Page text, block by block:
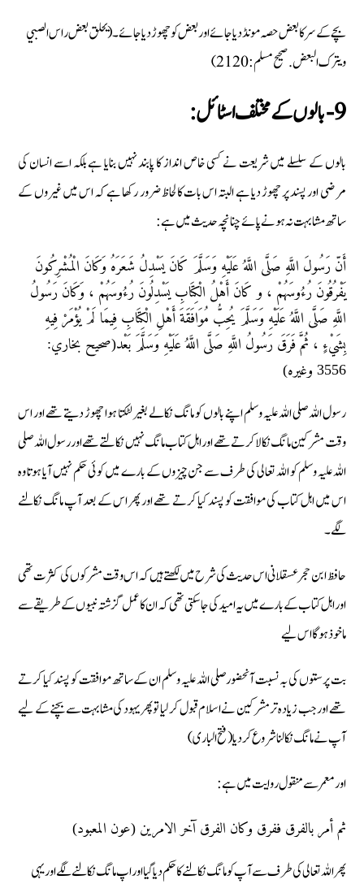
بچے کے سر کا بعض حصہ مونڈ دیا جائے اور بعض کو چھوڑ دیا جائے ۔ (يحلق بعض راس الصبي
ويترك البعض .صحيح مسلم:2120)
9- بالوں کے مختلف اسٹائل:
بالوں کے سلسلے میں شریعت نے کسی خاص انداز کا پابند نہیں بنایا ہے بلکہ اسے انسان کی
مرضی اور پسند پر چھوڑ دیا ہے البتہ اس بات کا لحاظ ضرور رکھا ہے کہ اس میں غیروں کے
ساتھ مشابہت نہ ہونے پائے چنانچہ حدیث میں ہے:
أَنّ رَسُولَ اللَّهِ صَلَّى اللَّهُ عَلَيْهِ وَسَلَّمَ كَانَ يَسْدِلُ شَعَرَهُ وَكَانَ الْمُشْرِكُونَ
يَفْرُقُونَ رُءُوسَهُمْ ، و كَانَ أَهْلُ الْكِتَابِ يَسْدِلُونَ رُءُوسَهُمْ ، وَكَانَ رَسُولُ
اللَّهِ صَلَّى اللَّهُ عَلَيْهِ وَسَلَّمَ يُحِبُّ مُوَافَقَةَ أَهْلِ الْكِتَابِ فِيمَا لَمْ يُؤْمَرْ فِيهِ
بِشَيْءٍ ، ثُمَّ فَرَقَ رَسُولُ اللَّهِ صَلَّى اللَّهُ عَلَيْهِ وَسَلَّمَ بَعْد(صحيح بخاري:
3556 وغيره)
رسول اللہ صلی اللہ علیہ وسلم اپنے بالوں کو مانگ نکالے بغیر لٹکتا ہوا چھوڑ دیتے تھے اور اس
وقت مشرکین مانگ نکالا کرتے تھے اور اہل کتاب مانگ نہیں نکالتے تھے اور رسول اللہ صلی
اللہ علیہ وسلم کو اللہ تعالی کی طرف سے جن چیزوں کے بارے میں کوئی حکم نہیں آیا ہوتا وہ
اس میں اہل کتاب کی موافقت کو پسند کیا کرتے تھے اور پھر اس کے بعد آپ مانگ نکالنے
لگے۔
حافظ ابن حجر عسقلانی اس حدیث کی شرح میں لکھتے ہیں کہ اس وقت مشرکوں کی کثرت تھی
اور اہل کتاب کے بارے میں یہ امید کی جا سکتی تھی کہ ان کا عمل گزشتہ نبیوں کے طریقے سے
ماخوذ ہوگا اس لیے
بت پرستوں کی بہ نسبت آنحضور صلی اللہ علیہ وسلم ان کے ساتھ موافقت کو پسند کیا کرتے
تھے اور جب زیادہ تر مشرکین نے اسلام قبول کر لیا تو پھر یہود کی مشابہت سے بچنے کے لیے
آپ نے مانگ نکالنا شروع کر دیا (فتح الباری)
اور معمر سے منقول روایت میں ہے:
ثم أمر بالفرق ففرق وكان الفرق آخر الامرين (عون المعبود)
پھر اللہ تعالی کی طرف سے آپ کو مانگ نکالنے کا حکم دیا گیا اور اپ مانگ نکالنے لگے اور یہی